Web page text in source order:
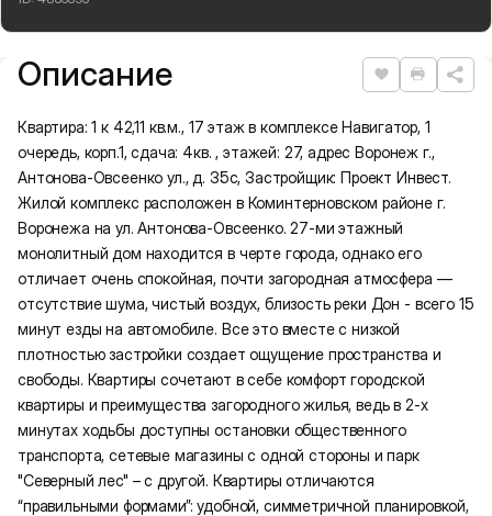
Подробная информация
Описание Нравится
Квартира: 1 к 42,11 кв.м., 17 этаж в комплексе Навигатор, 1
очередь, корп.1, сдача: 4кв. , этажей: 27, адрес Воронеж г.,
Антонова-Овсеенко ул., д. 35с, Застройщик: Проект Инвест.
Жилой комплекс расположен в Коминтерновском районе г.
Воронежа на ул. Антонова-Овсеенко. 27-ми этажный
монолитный дом находится в черте города, однако его
отличает очень спокойная, почти загородная атмосфера —
отсутствие шума, чистый воздух, близость реки Дон - всего 15
минут езды на автомобиле. Все это вместе с низкой
плотностью застройки создает ощущение пространства и
свободы. Квартиры сочетают в себе комфорт городской
квартиры и преимущества загородного жилья, ведь в 2-х
минутах ходьбы доступны остановки общественного
транспорта, сетевые магазины с одной стороны и парк
"Северный лес" – с другой. Квартиры отличаются
“правильными формами”: удобной, симметричной планировкой,